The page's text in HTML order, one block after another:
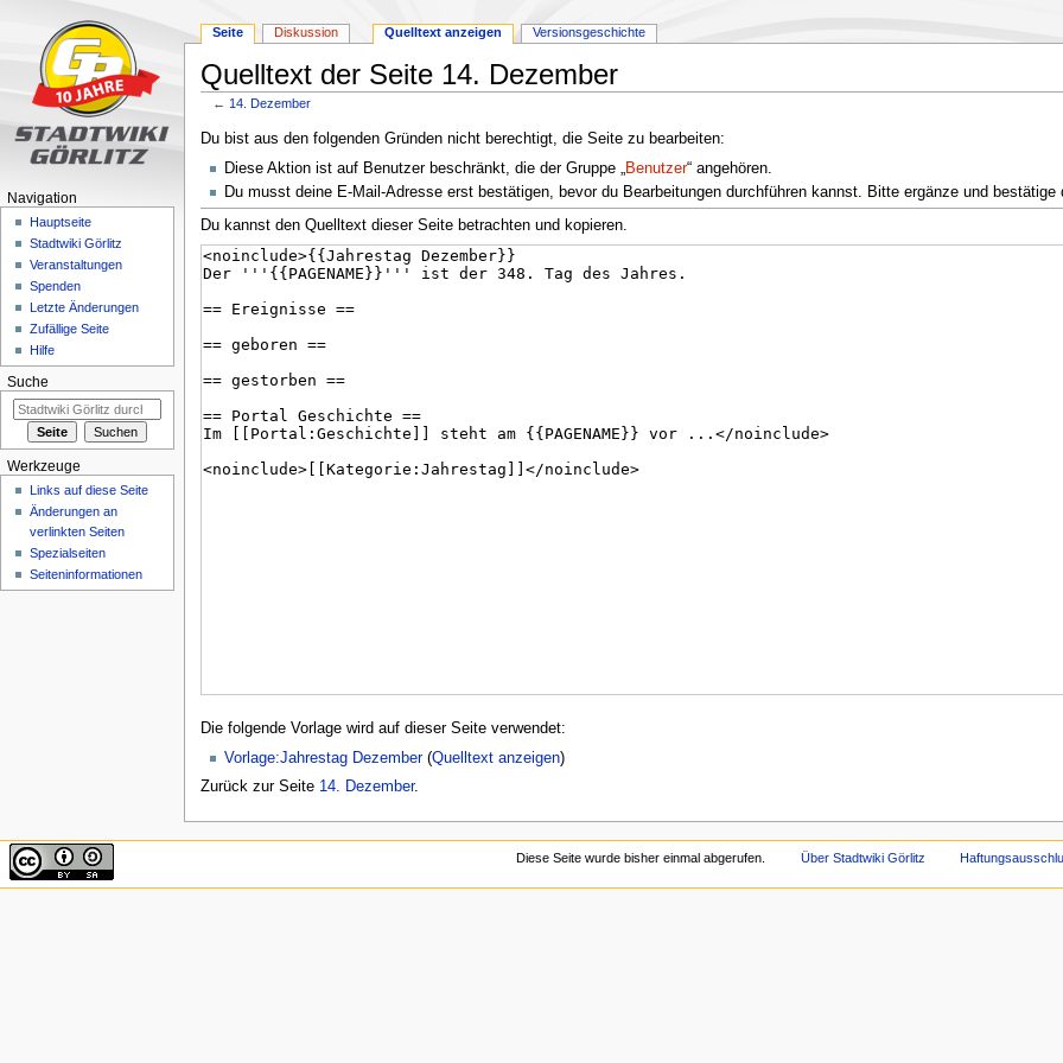
Quelltext der Seite 14. Dezember
← 14. Dezember
Zur
Navigation
springen
Zur
Suche
springen
Du bist aus den folgenden Gründen nicht berechtigt, die Seite zu bearbeiten:
Diese Aktion ist auf Benutzer beschränkt, die der Gruppe „Benutzer“ angehören.
Du musst deine E-Mail-Adresse erst bestätigen, bevor du Bearbeitungen durchführen kannst. Bitte ergänze und
Du kannst den Quelltext dieser Seite betrachten und kopieren.
Die folgende Vorlage wird auf dieser Seite verwendet:
Vorlage:Jahrestag Dezember(Quelltext anzeigen)
Zurück zur Seite 14. Dezember.
Seite Diskussion Quelltext anzeigen Versionsgeschichte
Navigation
Hauptseite
Stadtwiki Görlitz
Veranstaltungen
Spenden
Letzte Änderungen
Zufällige Seite
Hilfe
Suche
Werkzeuge
Links auf diese Seite
Änderungen an
verlinkten Seiten
Spezialseiten
Seiten­informationen
Diese Seite wurde bisher einmal abgerufen. Über Stadtwiki Görlitz